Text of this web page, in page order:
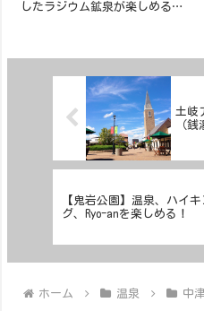
したラジウム鉱泉が楽しめるレ
土岐
（
【鬼岩公園】温泉、ハイキ
グ、Ryo-anを楽しめる！
ホーム 温泉 中